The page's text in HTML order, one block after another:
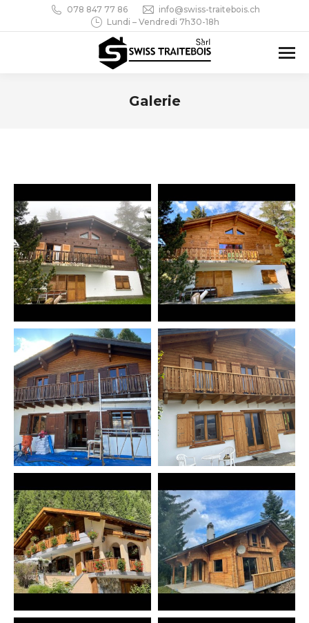
078 847 77 86
info@swiss-traitebois.ch
Lundi – Vendredi 7h30-18h
Galerie